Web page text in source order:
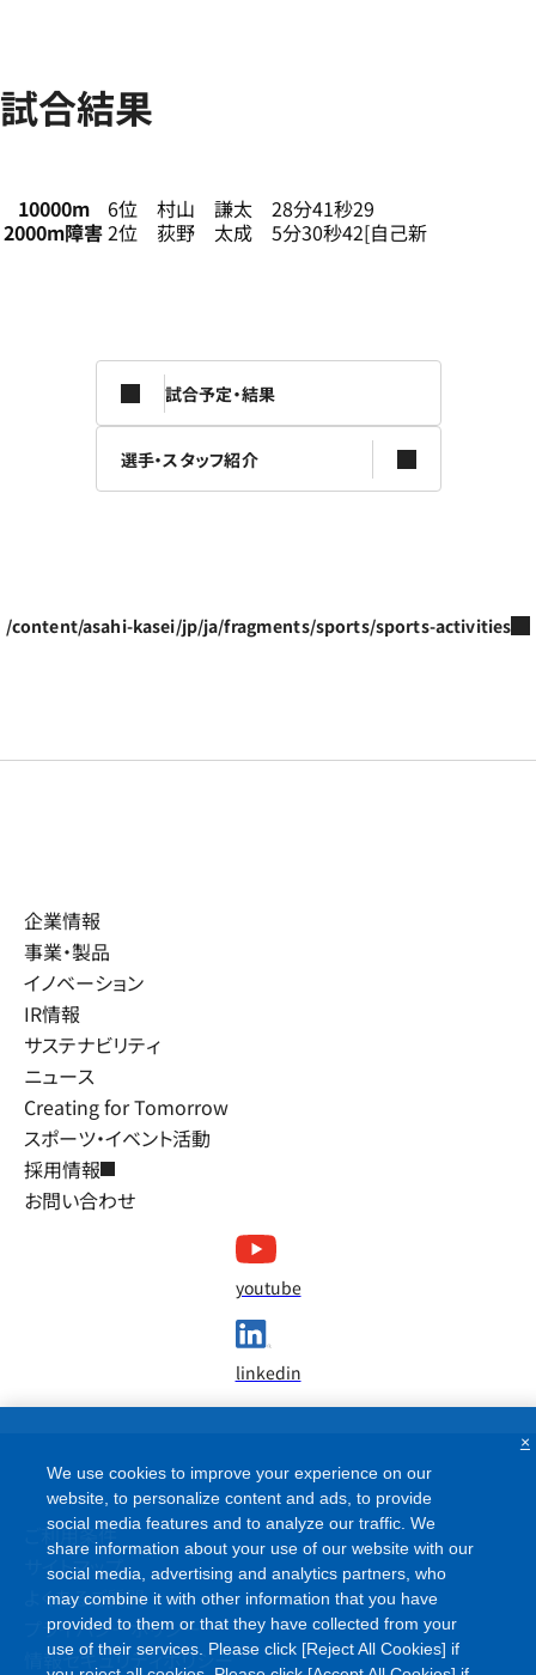
試合結果
10000m
6位 村山 謙太 28分41秒29
2000m障害2位 荻野 太成 5分30秒42[自己新
試合予定・結果
選手・スタッフ紹介
/content/asahi-kasei/jp/ja/fragments/sports/sports-activities
企業情報
事業・製品
イノベーション
IR情報
サステナビリティ
ニュース
Creating for Tomorrow
スポーツ・イベント活動
採用情報
お問い合わせ
youtube
linkedin
ご利用条件
サイトマップ
よくあるご質問
プライバシーポリシー
情報セキュリティポリシー
We use cookies to improve your experience on our
website, to personalize content and ads, to provide
social media features and to analyze our traffic. We
share information about your use of our website with our
social media, advertising and analytics partners, who
may combine it with other information that you have
provided to them or that they have collected from your
use of their services. Please click [Reject All Cookies] if
×